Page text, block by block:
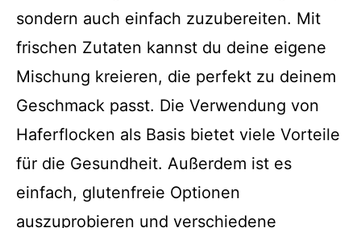
sondern auch einfach zuzubereiten. Mit
frischen Zutaten kannst du deine eigene
Mischung kreieren, die perfekt zu deinem
Geschmack passt. Die Verwendung von
Haferflocken als Basis bietet viele Vorteile
für die Gesundheit. Außerdem ist es
einfach, glutenfreie Optionen
auszuprobieren und verschiedene